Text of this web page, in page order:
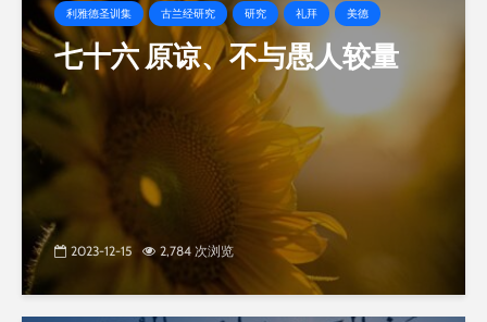
利雅德圣训集 古兰经研究 研究 礼拜 美德
七十六 原谅、不与愚人较量
2023-12-15 2,784 次浏览